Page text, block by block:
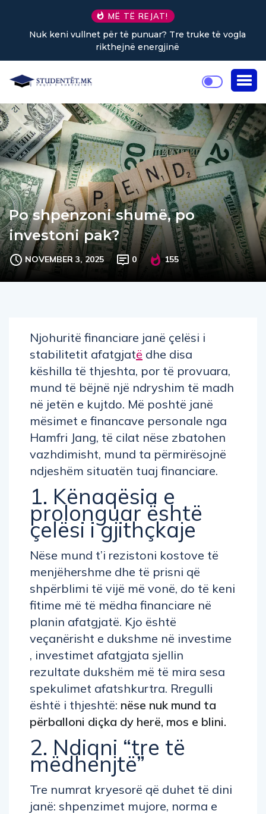
MË TË REJAT!
Nuk keni vullnet për të punuar? Tre truke të vogla
rikthejnë energjinë
Po shpenzoni shumë, po
investoni pak?
NOVEMBER 3, 2025 0 155
Njohuritë financiare janë çelësi i
stabilitetit afatgjatë dhe disa
këshilla të thjeshta, por të provuara,
mund të bëjnë një ndryshim të madh
në jetën e kujtdo. Më poshtë janë
mësimet e financave personale nga
Hamfri Jang, të cilat nëse zbatohen
vazhdimisht, mund ta përmirësojnë
ndjeshëm situatën tuaj financiare.
1. Kënaqësia e
prolonguar është
çelësi i gjithçkaje
Nëse mund t’i rezistoni kostove të
menjëhershme dhe të prisni që
shpërblimi të vijë më vonë, do të keni
fitime më të mëdha financiare në
planin afatgjatë. Kjo është
veçanërisht e dukshme në investime
, investimet afatgjata sjellin
rezultate dukshëm më të mira sesa
spekulimet afatshkurtra. Rregulli
është i thjeshtë: nëse nuk mund ta
përballoni diçka dy herë, mos e blini.
2. Ndiqni “tre të
mëdhenjtë”
Tre numrat kryesorë që duhet të dini
janë: shpenzimet mujore, norma e